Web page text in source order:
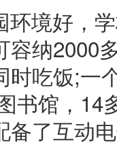
环境好，
容纳2000
时吃饭;一
书馆，14
备了互动